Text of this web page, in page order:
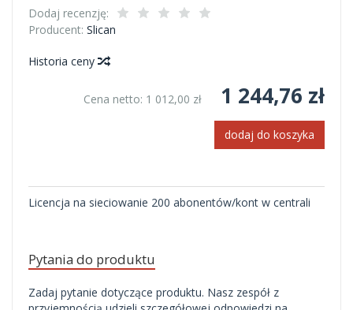
Dodaj recenzję:
Producent: Slican
Historia ceny
Cena netto: 1 012,00 zł 1 244,76 zł
dodaj do koszyka
Licencja na sieciowanie 200 abonentów/kont w centrali
Pytania do produktu
Zadaj pytanie dotyczące produktu. Nasz zespół z